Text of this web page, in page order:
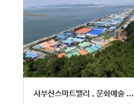
서부산스마트밸리 , 문화예술 ...